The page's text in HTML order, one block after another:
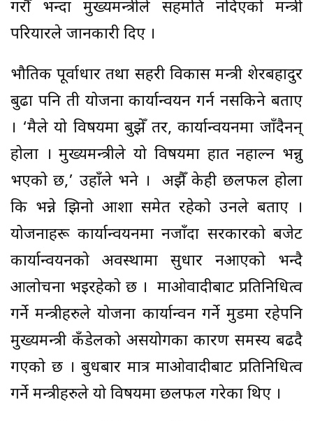
गरौँ भन्दा मुख्यमन्त्रीले सहमति नदिएको मन्त्री
परियारले जानकारी दिए ।
भौतिक पूर्वाधार तथा सहरी विकास मन्त्री शेरबहादुर
बुढा पनि ती योजना कार्यान्वयन गर्न नसकिने बताए
। ‘मैले यो विषयमा बुझेँ तर, कार्यान्वयनमा जाँदैनन्
होला । मुख्यमन्त्रीले यो विषयमा हात नहाल्न भन्नु
भएको छ,’ उहाँले भने । अझैँ केही छलफल होला
कि भन्ने झिनो आशा समेत रहेको उनले बताए ।
योजनाहरू कार्यान्वयनमा नजाँदा सरकारको बजेट
कार्यान्वयनको अवस्थामा सुधार नआएको भन्दै
आलोचना भइरहेको छ । माओवादीबाट प्रतिनिधित्व
गर्ने मन्त्रीहरुले योजना कार्यान्वन गर्ने मुडमा रहेपनि
मुख्यमन्त्री कँडेलको असयोगका कारण समस्य बढदै
गएको छ । बुधबार मात्र माओवादीबाट प्रतिनिधित्व
गर्ने मन्त्रीहरुले यो विषयमा छलफल गरेका थिए ।